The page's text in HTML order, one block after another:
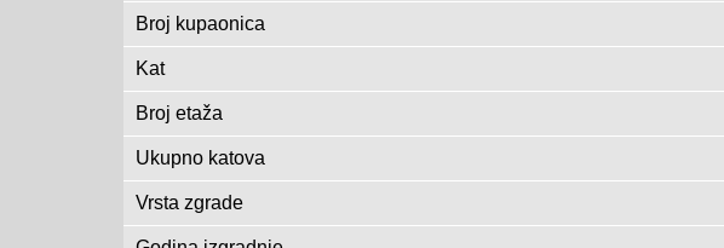
Broj kupaonica
Kat
Broj etaža
Ukupno katova
Vrsta zgrade